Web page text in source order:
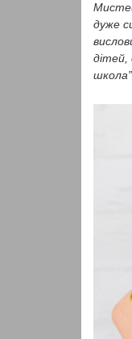
дуже
дітей,
школа”.